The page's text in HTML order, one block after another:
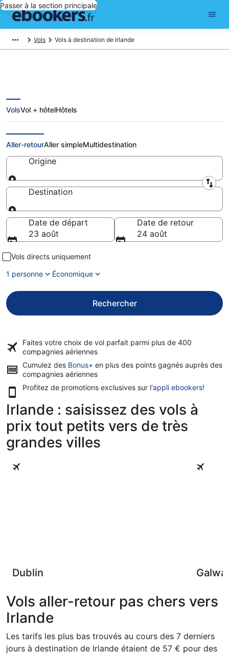
Passer à la section principale
Vols Vols à destination de Irlande
Vols Irlande: réserver un billet
d'avion pas cher
VolsVol + hôtelHôtels
Aller-retourAller simpleMultidestination
Origine
Origine
Destination
Destination
Date de départ
23 août
Date de retour
24 août
Vols directs uniquement
1 personne
Économique
Rechercher
Faites votre choix de vol parfait parmi plus de 400
compagnies aériennes
Cumulez des Bonus+ en plus des points gagnés auprès des
compagnies aériennes
Profitez de promotions exclusives sur l'appli ebookers!
Irlande : saisissez des vols à
prix tout petits vers de très
grandes villes
Dublin
Dublin Galway
Vols aller-retour pas chers vers
Irlande
Les tarifs les plus bas trouvés au cours des 7 derniers
jours à destination de Irlande étaient de 57 € pour des